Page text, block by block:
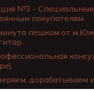
№3 - Специальные
покупателям.
пешком от
дорабатываем